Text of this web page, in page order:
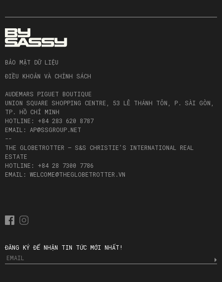
BẢO MẬT DỮ LIỆU
ĐIỀU KHOẢN VÀ CHÍNH SÁCH
AUDEMARS PIGUET BOUTIQUE
UNION SQUARE SHOPPING CENTRE, 53 LÊ THÁNH TÔN, P. SÀI GÒN,
TP. HỒ CHÍ MINH
HOTLINE: +84 283 620 8787
EMAIL: AP@SSGROUP.NET
--
THE GLOBETROTTER – S&S CHRISTIE’S INTERNATIONAL REAL
ESTATE
HOTLINE: +84 28 7300 7786
EMAIL: WELCOME@THEGLOBETROTTER.VN
ĐĂNG KÝ ĐỂ NHẬN TIN TỨC MỚI NHẤT!